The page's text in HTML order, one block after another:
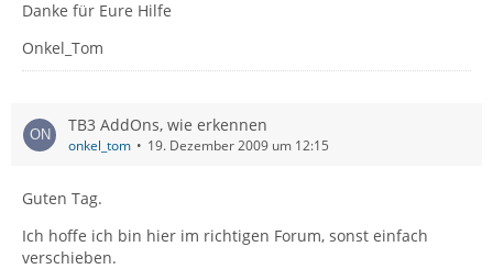
Danke für Eure Hilfe
Onkel_Tom
TB3 AddOns, wie erkennen
onkel_tom 19. Dezember 2009 um 12:15
Guten Tag.
Ich hoffe ich bin hier im richtigen Forum, sonst einfach
verschieben.